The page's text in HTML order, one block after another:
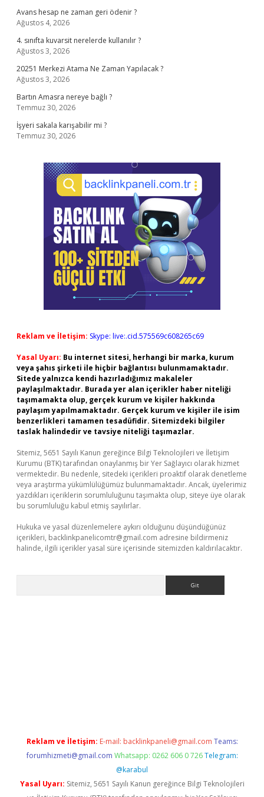
Avans hesap ne zaman geri ödenir ?
Ağustos 4, 2026
4. sınıfta kuvarsit nerelerde kullanılır ?
Ağustos 3, 2026
20251 Merkezi Atama Ne Zaman Yapılacak ?
Ağustos 3, 2026
Bartın Amasra nereye bağlı ?
Temmuz 30, 2026
İşyeri sakala karışabilir mi ?
Temmuz 30, 2026
Reklam ve İletişim: Skype: live:.cid.575569c608265c69
Yasal Uyarı: Bu internet sitesi, herhangi bir marka, kurum
veya şahıs şirketi ile hiçbir bağlantısı bulunmamaktadır.
Sitede yalnızca kendi hazırladığımız makaleler
paylaşılmaktadır. Burada yer alan içerikler haber niteliği
taşımamakta olup, gerçek kurum ve kişiler hakkında
paylaşım yapılmamaktadır. Gerçek kurum ve kişiler ile isim
benzerlikleri tamamen tesadüfidir. Sitemizdeki bilgiler
taslak halindedir ve tavsiye niteliği taşımazlar.
Sitemiz, 5651 Sayılı Kanun gereğince Bilgi Teknolojileri ve İletişim
Kurumu (BTK) tarafından onaylanmış bir Yer Sağlayıcı olarak hizmet
vermektedir. Bu nedenle, sitedeki içerikleri proaktif olarak denetleme
veya araştırma yükümlülüğümüz bulunmamaktadır. Ancak, üyelerimiz
yazdıkları içeriklerin sorumluluğunu taşımakta olup, siteye üye olarak
bu sorumluluğu kabul etmiş sayılırlar.
Hukuka ve yasal düzenlemelere aykırı olduğunu düşündüğünüz
içerikleri, backlinkpanelicomtr@gmail.com adresine bildirmeniz
halinde, ilgili içerikler yasal süre içerisinde sitemizden kaldırılacaktır.
Reklam ve İletişim: E-mail: backlinkpaneli@gmail.com Teams:
forumhizmeti@gmail.com Whatsapp: 0262 606 0 726 Telegram:
@karabul
Yasal Uyarı: Sitemiz, 5651 Sayılı Kanun gereğince Bilgi Teknolojileri